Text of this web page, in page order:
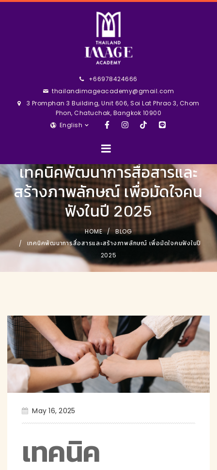
+66978424666
thailandimageacademy@gmail.com
3 Promphan 3 Building, Unit 606, Soi Lat Phrao 3, Chom
Phon, Chatuchak, Bangkok 10900
English
เทคนิคพัฒนาการสื่อสารและ
สร้างภาพลักษณ์ เพื่อมัดใจคน
ฟังในปี 2025
HOME
BLOG
เทคนิคพัฒนาการสื่อสารและสร้างภาพลักษณ์ เพื่อมัดใจคนฟังในปี
2025
May 16, 2025
เทคนิค